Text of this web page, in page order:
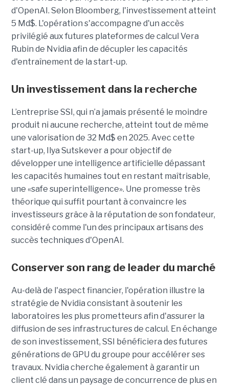
d'OpenAI. Selon Bloomberg, l'investissement atteint
5 Md$. L'opération s'accompagne d'un accès
privilégié aux futures plateformes de calcul Vera
Rubin de Nvidia afin de décupler les capacités
d'entraînement de la start-up.
Un investissement dans la recherche
L’entreprise SSI, qui n’a jamais présenté le moindre
produit ni aucune recherche, atteint tout de même
une valorisation de 32 Md$ en 2025. Avec cette
start-up, Ilya Sutskever a pour objectif de
développer une intelligence artificielle dépassant
les capacités humaines tout en restant maîtrisable,
une «safe superintelligence». Une promesse très
théorique qui suffit pourtant à convaincre les
investisseurs grâce à la réputation de son fondateur,
considéré comme l'un des principaux artisans des
succès techniques d'OpenAI.
Conserver son rang de leader du marché
Au-delà de l'aspect financier, l'opération illustre la
stratégie de Nvidia consistant à soutenir les
laboratoires les plus prometteurs afin d'assurer la
diffusion de ses infrastructures de calcul. En échange
de son investissement, SSI bénéficiera des futures
générations de GPU du groupe pour accélérer ses
travaux. Nvidia cherche également à garantir un
client clé dans un paysage de concurrence de plus en